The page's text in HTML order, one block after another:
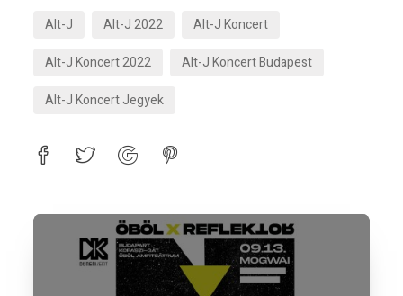
Alt-J Alt-J 2022
Alt-J Koncert
Alt-J Koncert 2022
Alt-J Koncert Budapest
Alt-J Koncert Jegyek